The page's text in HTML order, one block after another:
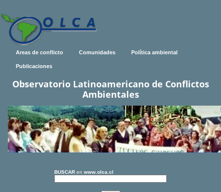
Areas de conflicto Comunidades Política ambiental
Publicaciones
Observatorio Latinoamericano de Conflictos
Ambientales
BUSCAR en www.olca.cl